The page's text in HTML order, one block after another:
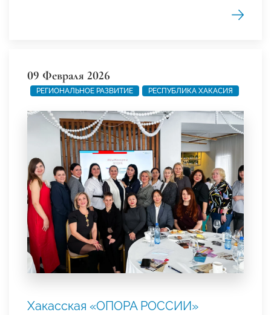
09 Февраля 2026
РЕГИОНАЛЬНОЕ РАЗВИТИЕ РЕСПУБЛИКА ХАКАСИЯ
Хакасская «ОПОРА РОССИИ»